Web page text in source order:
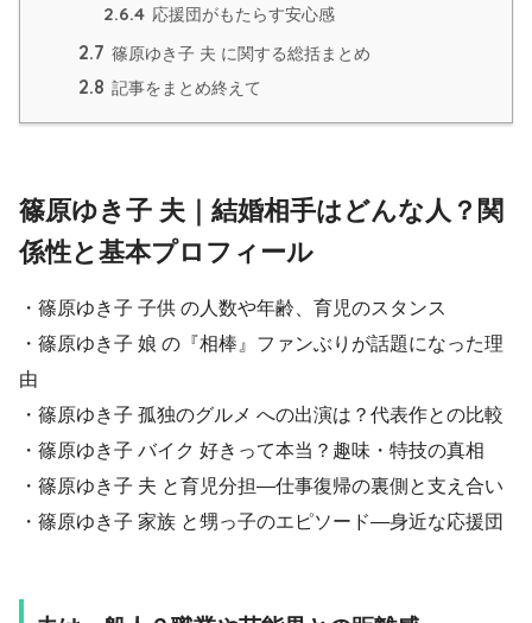
2.6.4 応援団がもたらす安心感
2.7 篠原ゆき子 夫 に関する総括まとめ
2.8 記事をまとめ終えて
篠原ゆき子 夫｜結婚相手はどんな人？関
係性と基本プロフィール
・篠原ゆき子 子供 の人数や年齢、育児のスタンス
・篠原ゆき子 娘 の『相棒』ファンぶりが話題になった理
由
・篠原ゆき子 孤独のグルメ への出演は？代表作との比較
・篠原ゆき子 バイク 好きって本当？趣味・特技の真相
・篠原ゆき子 夫 と育児分担—仕事復帰の裏側と支え合い
・篠原ゆき子 家族 と甥っ子のエピソード—身近な応援団